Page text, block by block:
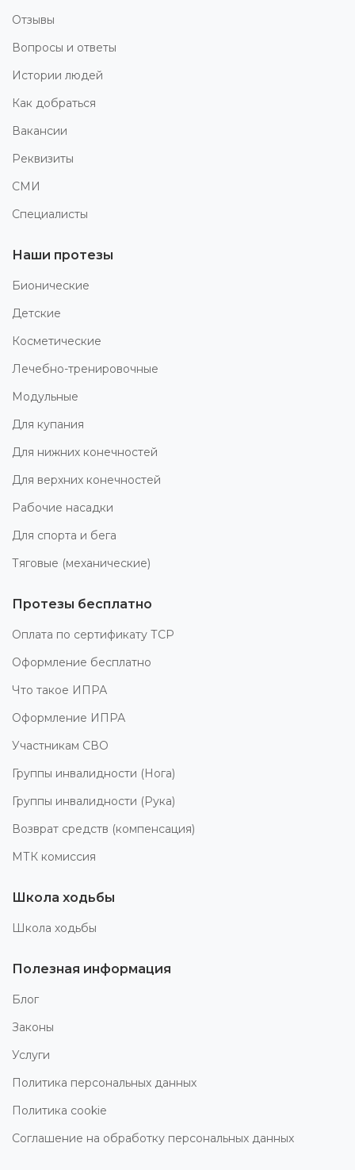
Отзывы
Вопросы и ответы
Истории людей
Как добраться
Вакансии
Реквизиты
СМИ
Специалисты
Наши протезы
Бионические
Детские
Косметические
Лечебно-тренировочные
Модульные
Для купания
Для нижних конечностей
Для верхних конечностей
Рабочие насадки
Для спорта и бега
Тяговые (механические)
Протезы бесплатно
Оплата по сертификату ТСР
Оформление бесплатно
Что такое ИПРА
Оформление ИПРА
Участникам СВО
Группы инвалидности (Нога)
Группы инвалидности (Рука)
Возврат средств (компенсация)
МТК комиссия
Школа ходьбы
Школа ходьбы
Полезная информация
Блог
Законы
Услуги
Политика персональных данных
Политика cookie
Соглашение на обработку персональных данных